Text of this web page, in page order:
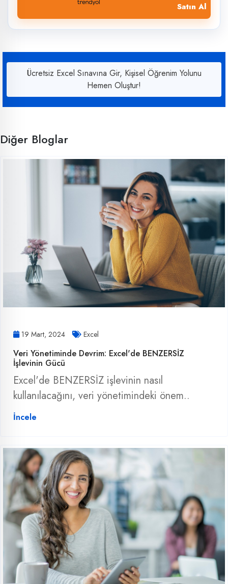
Satın Al
Ücretsiz Excel Sınavına Gir, Kişisel Öğrenim Yolunu
Hemen Oluştur!
Diğer Bloglar
19 Mart, 2024 Excel
Veri Yönetiminde Devrim: Excel'de BENZERSİZ
İşlevinin Gücü
Excel'de BENZERSİZ işlevinin nasıl
kullanılacağını, veri yönetimindeki önem..
İncele